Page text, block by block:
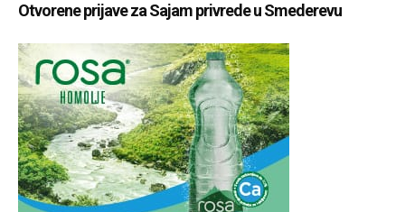
Otvorene prijave za Sajam privrede u Smederevu